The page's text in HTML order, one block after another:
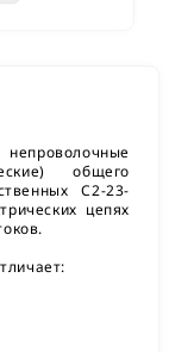
общего
С2-23-
цепях